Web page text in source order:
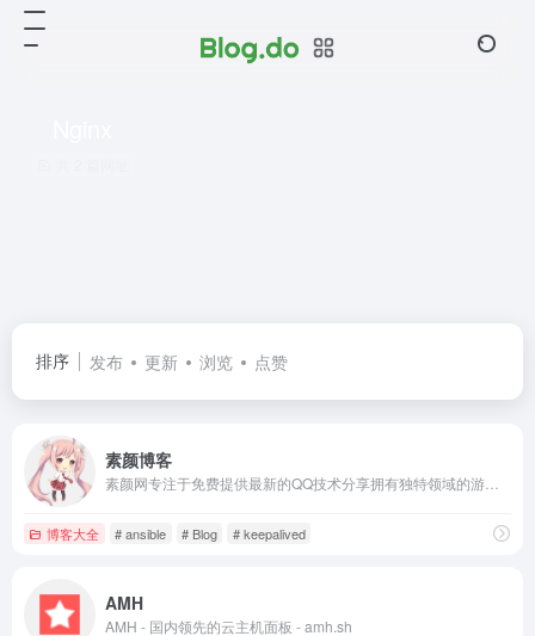
排序 发布 更新 浏览 点赞
素颜博客
博客大全 # ansible # Blog # keepalived
AMH
AMH - 国内领先的云主机面板 - amh.sh